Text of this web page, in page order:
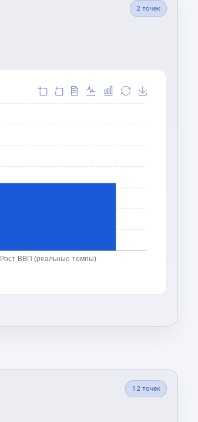
2 точек
Рост ВВП (реальные темпы)
12 точек